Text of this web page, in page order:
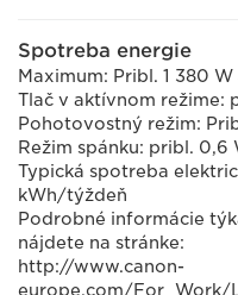
Spotreba energie
Maximum: Pribl. 1 380
Tlač v aktívnom režime:
Pohotovostný režim:
Režim spánku: pribl. 0,6
Typická spotreba
kWh/týždeň
Podrobné informácie
nájdete na stránke:
http://www.canon-
europe.com/For_Work/